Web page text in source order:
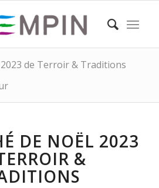
de Terroir & Traditions
DE NOËL 2023
&